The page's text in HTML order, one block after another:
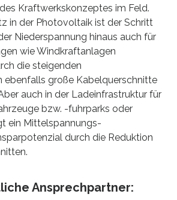
Kraftwerkskonzeptes im Feld.
in der Photovoltaik ist der Schritt
Niederspannung hinaus auch für
wie Windkraftanlagen
die steigenden
ebenfalls große Kabelquerschnitte
auch in der Ladeinfrastruktur für
bzw. -fuhrparks oder
ein Mittelspannungs-
durch die Reduktion
Ansprechpartner: